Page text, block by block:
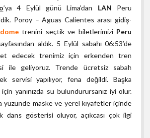
’ya 4 Eylül günü Lima’dan LAN Peru
Poroy – Aguas Calientes arası gidiş-
trenini seçtik ve biletlerimizi Peru
aldık. 5 Eylül sabahı 06:53’de
edecek trenimiz için erkenden tren
ile geliyoruz. Trende ücretsiz sabah
servisi yapılıyor, fena değildi. Başka
için yanınızda su bulundurursanız iyi olur.
yüzünde maske ve yerel kıyafetler içinde
dans gösterisi oluyor, açıkcası çok ilgi